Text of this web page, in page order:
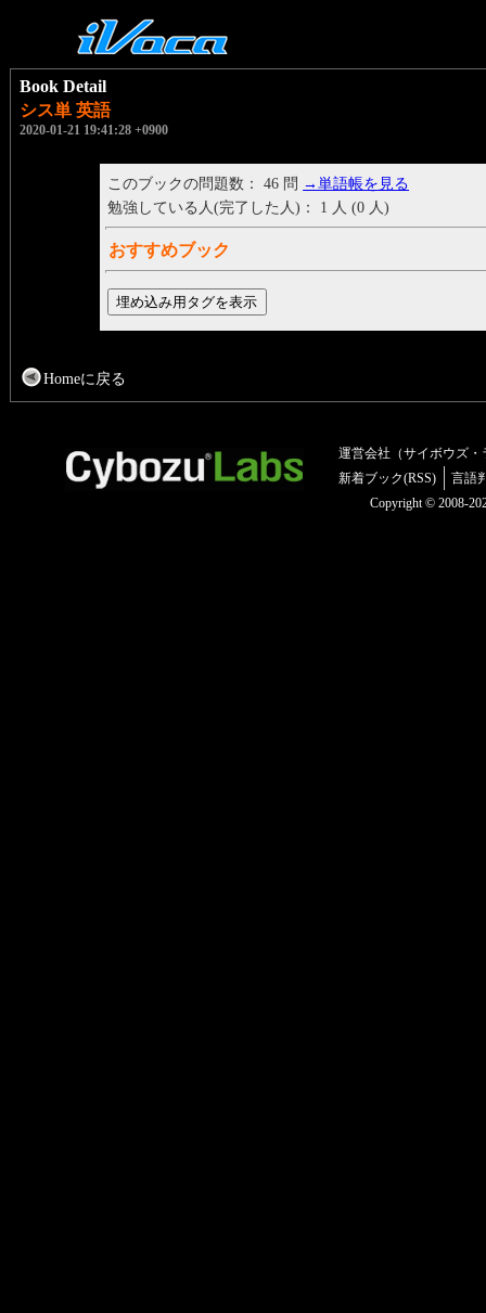
Book Detail
シス単 英語
2020-01-21 19:41:28 +0900
このブックの問題数： 46 問 →単語帳を見る
勉強している人(完了した人)： 1 人 (0 人)
おすすめブック
Homeに戻る
運営会社（サイボウズ・
新着ブック(RSS)
言語
Copyright © 2008-